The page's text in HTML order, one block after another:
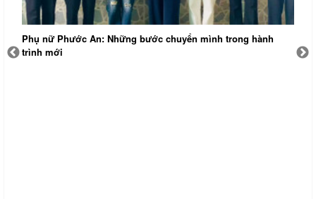
Phụ nữ Phước An: Những bước chuyển mình trong hành
trình mới